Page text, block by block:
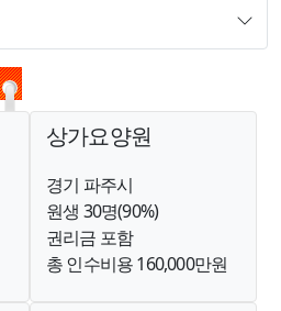
상가요양원
경기 파주시
원생 30명(90%)
권리금 포함
총 인수비용 160,000만원